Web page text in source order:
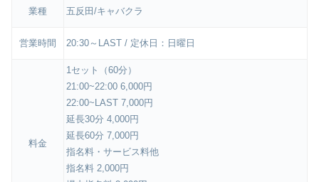
業種 五反田/キャバクラ
営業時間 20:30～LAST / 定休日：日曜日
料金
1セット（60分）
21:00~22:00 6,000円
22:00~LAST 7,000円
延長30分 4,000円
延長60分 7,000円
指名料・サービス料他
指名料 2,000円